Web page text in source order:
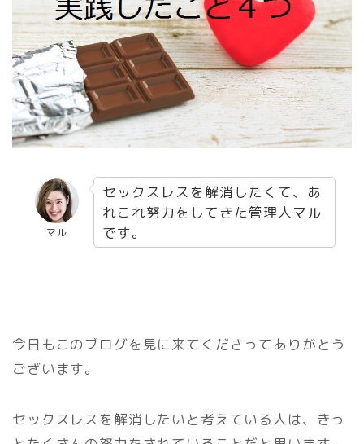
マル
セックスレスを解消したくて、あ
れこれ努力をしてきた管理人マル
です。
今日もこのブログを見に来てくださってありがとう
ございます。
セックスレスを解消したいと考えている人は、きっ